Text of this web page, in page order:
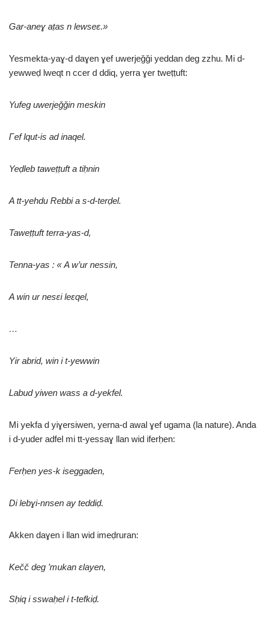
Gar-aneɣ aṭas n lewseɛ.»
Yesmekta-yaɣ-d daɣen ɣef uwerjeǧǧi yeddan deg zzhu. Mi d-
yewweḍ lweqt n ccer d ddiq, yerra ɣer tweṭṭuft:
Yufeg uwerjeǧǧin meskin
Γef lqut-is ad inaqel.
Yeḍleb taweṭṭuft a tiḥnin
A tt-yehdu Rebbi a s-d-terḍel.
Taweṭṭuft terra-yas-d,
Tenna-yas : « A w’ur nessin,
A win ur nesεi leεqel,
…
Yir abrid, win i t-yewwin
Labud yiwen wass a d-yekfel.
Mi yekfa d yiɣersiwen, yerna-d awal ɣef ugama (la nature). Anda
i d-yuder adfel mi tt-yessaɣ llan wid iferḥen:
Ferḥen yes-k iseggaden,
Di lebɣi-nnsen ay teddiḍ.
Akken daɣen i llan wid imeḍruran:
Kečč deg ’mukan ɛlayen,
Sḥiq i sswaḥel i t-tefkiḍ.